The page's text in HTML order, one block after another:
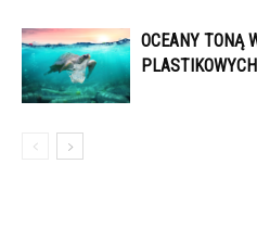
OCEANY TONĄ
PLASTIKOWYCH